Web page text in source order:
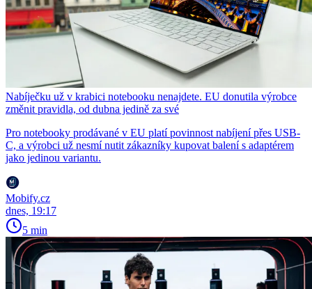
Nabíječku už v krabici notebooku nenajdete. EU donutila výrobce
změnit pravidla, od dubna jedině za své
Pro notebooky prodávané v EU platí povinnost nabíjení přes USB-
C, a výrobci už nesmí nutit zákazníky kupovat balení s adaptérem
jako jedinou variantu.
Mobify.cz
dnes, 19:17
5 min